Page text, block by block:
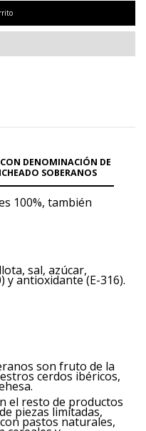
DENOMINACIÓN DE
SOBERANOS
100%, también
sal, azúcar,
y antioxidante (E-316).
son fruto de la
cerdos ibéricos,
el resto de productos
piezas limitadas,
pastos naturales,